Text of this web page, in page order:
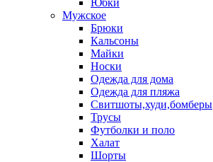
Юбки
Мужское
Брюки
Кальсоны
Майки
Носки
Одежда для дома
Одежда для пляжа
Свитшоты,худи,бомберы
Трусы
Футболки и поло
Халат
Шорты